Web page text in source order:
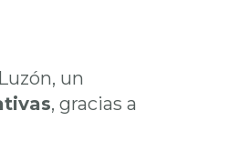
un
, gracias a